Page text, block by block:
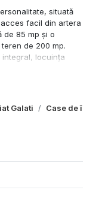
Galati Case de
situată
facil din artera
de 85 mp și o
de 200 mp.
integral, locuința
interioare atent